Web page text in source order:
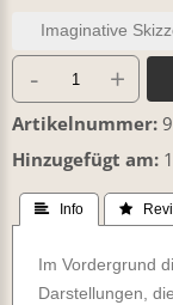
Imaginative
- +
Artikelnummer
Hinzugefügt am
 Info 
Im Vordergrund
Darstellungen,